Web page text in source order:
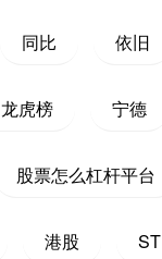
同比 依旧
龙虎榜 宁德
股票怎么杠杆平台
港股 ST